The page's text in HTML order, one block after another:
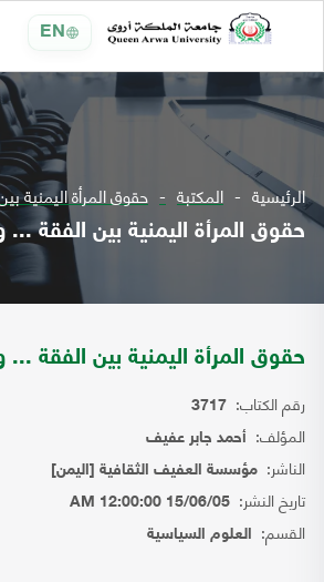
EN
الرئيسية المكتبة حقوق المرأة اليمنية
حقوق المرأة اليمنية بين الفقة ...
حقوق المرأة اليمنية بين الفقة ...
رقم الكتاب: 3717
المؤلف: أحمد جابر عفيف
الناشر: مؤسسة العفيف الثقافية [اليمن]
تاريخ النشر: 15/06/05 12:00:00 AM
القسم: العلوم السياسية